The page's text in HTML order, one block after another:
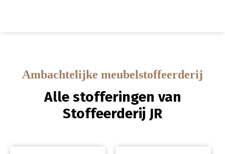
Ambachtelijke meubelstoffeerderij
Alle stofferingen van
Stoffeerderij JR